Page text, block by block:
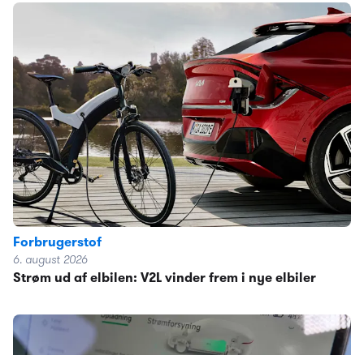
Forbrugerstof
6. august 2026
Strøm ud af elbilen: V2L vinder frem i nye elbiler